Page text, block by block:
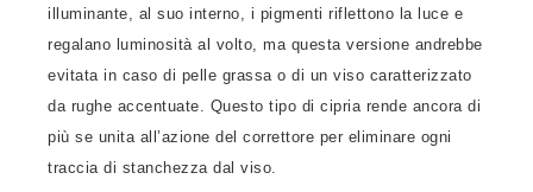
illuminante, al suo interno, i pigmenti riflettono la luce e
regalano luminosità al volto, ma questa versione andrebbe
evitata in caso di pelle grassa o di un viso caratterizzato
da rughe accentuate. Questo tipo di cipria rende ancora di
più se unita all’azione del correttore per eliminare ogni
traccia di stanchezza dal viso.